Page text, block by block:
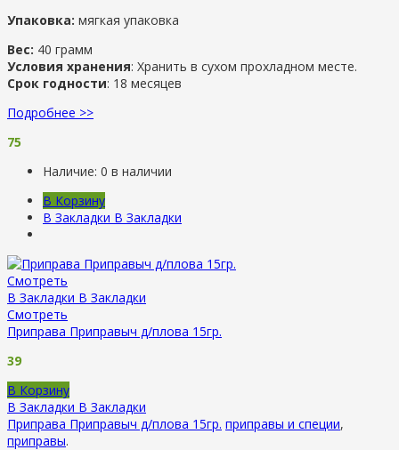
Упаковка: мягкая упаковка
Вес: 40 грамм
Условия хранения: Хранить в сухом прохладном месте.
Срок годности: 18 месяцев
Подробнее >>
75
Наличие: 0 в наличии
В Корзину
В Закладки В Закладки
Смотреть
В Закладки В Закладки
Смотреть
Приправа Приправыч д/плова 15гр.
39
В Корзину
В Закладки В Закладки
Приправа Приправыч д/плова 15гр. приправы и специи,
приправы.